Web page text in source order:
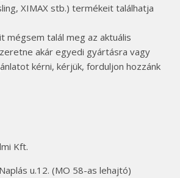
XIMAX stb.) termékeit találhatja
mégsem talál meg az aktuális
akár egyedi gyártásra vagy
kérni, kérjük, forduljon hozzánk
Kft.
u.12. (MO 58-as lehajtó)